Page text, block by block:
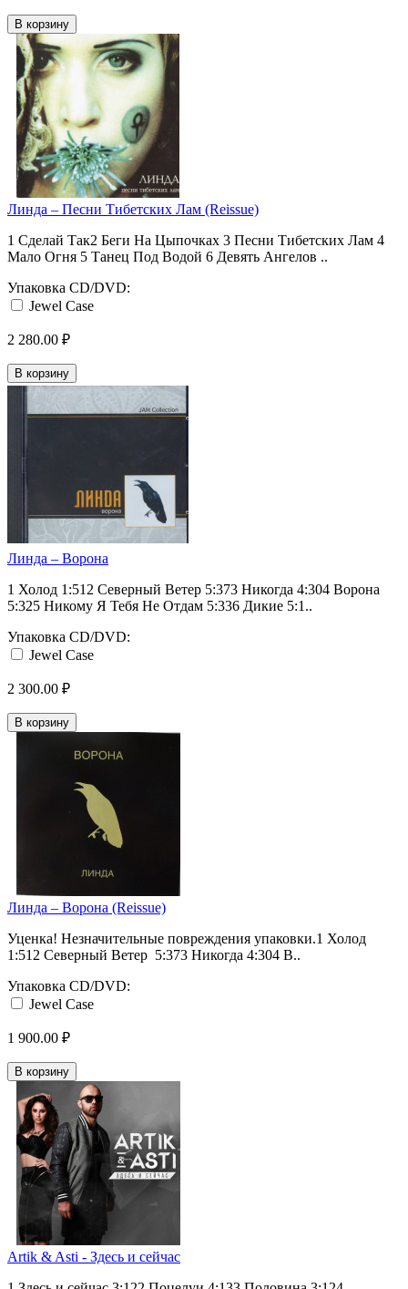
В корзину
Линда ‎– Песни Тибетских Лам (Reissue)
1 Сделай Так2 Беги На Цыпочках 3 Песни Тибетских Лам 4
Мало Огня 5 Танец Под Водой 6 Девять Ангелов ..
Упаковка CD/DVD:
Jewel Case
2 280.00 ₽
В корзину
Линда ‎– Ворона
1 Холод 1:512 Северный Ветер 5:373 Никогда 4:304 Ворона
5:325 Никому Я Тебя Не Отдам 5:336 Дикие 5:1..
Упаковка CD/DVD:
Jewel Case
2 300.00 ₽
В корзину
Линда ‎– Ворона (Reissue)
Уценка! Незначительные повреждения упаковки.1 Холод
1:512 Северный Ветер 5:373 Никогда 4:304 В..
Упаковка CD/DVD:
Jewel Case
1 900.00 ₽
В корзину
Artik & Asti - Здесь и сейчас